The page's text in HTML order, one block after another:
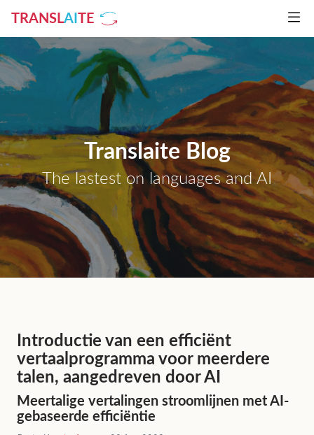
TRANSLAI TE
Translaite Blog
The lastest on languages and AI
Introductie van een efficiënt
vertaalprogramma voor meerdere
talen, aangedreven door AI
Meertalige vertalingen stroomlijnen met AI-
gebaseerde efficiëntie